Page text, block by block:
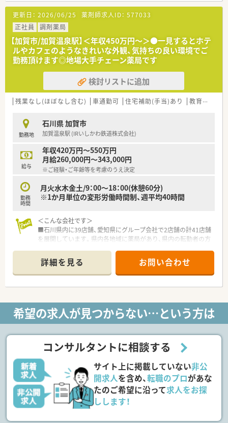
更新日： 2026/06/25 薬剤師求人ID： 577033
正社員
調剤薬局
【加賀市/加賀温泉駅】＜年収450万円～＞●一見するとホテ
ルやカフェのようなきれいな外観、気持ちの良い環境でご
勤務頂けます◎地場大手チェーン薬局です
検討リストに追加
残業なし(ほぼなし含む) 車通勤可 住宅補助(手当)あり 教育制度あり
勤務地
石川県 加賀市
加賀温泉駅 (IRいしかわ鉄道株式会社)
給与
年収420万円～550万円
月給260,000円～343,000円
※ご経験・ご年齢等を考慮のうえ決定
勤務
時間
月火水木金土/9：00～18：00(休憩60分)
※1か月単位の変形労働時間制、週平均40時間
＜こんな会社です＞
■石川県内に39店舗、愛知県にグループ会社で2店舗の計41店舗
を展開しています。県内各地域に薬局があり、県内の転勤者の方
■薬局としての機能だけではなく、サプリメントやカフェなども
作っています。
＜店舗特徴＞
■カフェのようなおしゃれな薬局です。
えます。
＜福利厚生＞
■初年度有給20日の付与があり、平均取得日数も14日になって
す。
詳細を見る お問い合わせ
希望の求人が見つからない…という方は
コンサルタントに相談する
サイト上に掲載していない非公
開求人を含め、転職のプロがあな
たのご希望に沿って求人をお探
しします！